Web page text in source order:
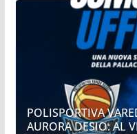
POLISPORTIVA
AURORA DESIO: AL